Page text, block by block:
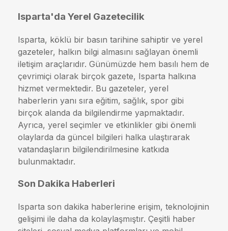
Isparta'da Yerel Gazetecilik
Isparta, köklü bir basın tarihine sahiptir ve yerel
gazeteler, halkın bilgi almasını sağlayan önemli
iletişim araçlarıdır. Günümüzde hem basılı hem de
çevrimiçi olarak birçok gazete, Isparta halkına
hizmet vermektedir. Bu gazeteler, yerel
haberlerin yanı sıra eğitim, sağlık, spor gibi
birçok alanda da bilgilendirme yapmaktadır.
Ayrıca, yerel seçimler ve etkinlikler gibi önemli
olaylarda da güncel bilgileri halka ulaştırarak
vatandaşların bilgilendirilmesine katkıda
bulunmaktadır.
Son Dakika Haberleri
Isparta son dakika haberlerine erişim, teknolojinin
gelişimi ile daha da kolaylaşmıştır. Çeşitli haber